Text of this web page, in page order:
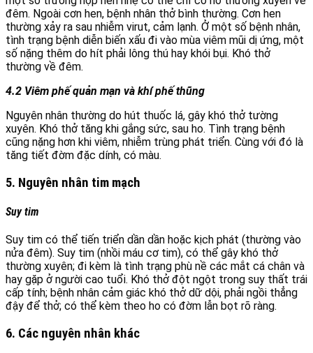
đêm. Ngoài cơn hen, bệnh nhân thở bình thường. Cơn hen
thường xảy ra sau nhiễm virut, cảm lạnh. Ở một số bệnh nhân,
tình trạng bệnh diễn biến xấu đi vào mùa viêm mũi dị ứng, một
số nặng thêm do hít phải lông thú hay khói bụi. Khó thở
thường về đêm.
4.2 Viêm phế quản mạn và khí phế thũng
Nguyên nhân thường do hút thuốc lá, gây khó thở tường
xuyên. Khó thở tăng khi gắng sức, sau ho. Tình trạng bệnh
cũng nặng hơn khi viêm, nhiễm trùng phát triển. Cùng với đó là
tăng tiết đờm đặc dính, có màu.
5. Nguyên nhân tim mạch
Suy tim
Suy tim có thể tiến triển dần dần hoặc kịch phát (thường vào
nửa đêm). Suy tim (nhồi máu cơ tim), có thể gây khó thở
thường xuyên; đi kèm là tình trạng phù nề các mắt cá chân và
hay gặp ở người cao tuổi. Khó thở đột ngột trong suy thất trái
cấp tính; bệnh nhân cảm giác khó thở dữ dội, phải ngồi thẳng
đậy để thở; có thể kèm theo ho có đờm lẫn bọt rõ ràng.
6. Các nguyên nhân khác